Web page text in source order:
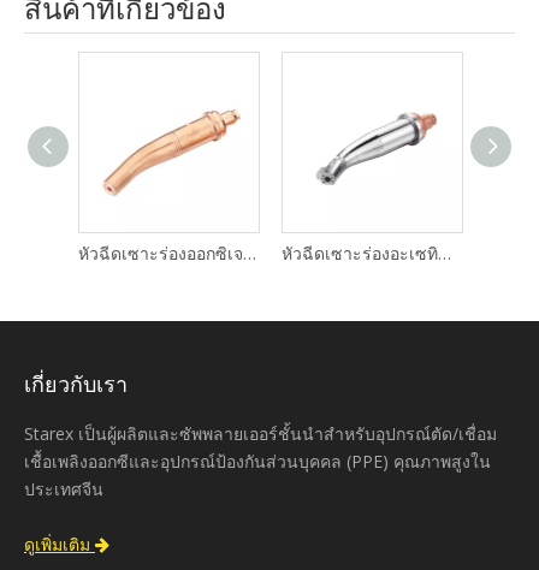
หัวฉีดเซาะร่องออกซิเจน / อะเซทิลีน TYPE 41-GB หัวฉีดเซาะร่องอะเซทิลีน Oxweld 1511
เกี่ยวกับเรา
Starex เป็นผู้ผลิตและซัพพลายเออร์ชั้นนำสำหรับอุปกรณ์ตัด/เชื่อม
เชื้อเพลิงออกซีและอุปกรณ์ป้องกันส่วนบุคคล (PPE) คุณภาพสูงใน
ประเทศจีน
ดูเพิ่มเติม 